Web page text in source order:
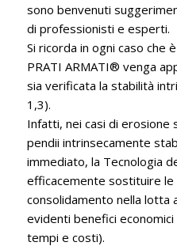
sono benvenuti
di professionisti e esperti.
Si ricorda in ogni caso che
PRATI ARMATI® venga
sia verificata la stabilità
1,3).
Infatti, nei casi di erosione
pendii intrinsecamente
immediato, la Tecnologia
efficacemente sostituire
consolidamento nella lotta
evidenti benefici
tempi e costi).